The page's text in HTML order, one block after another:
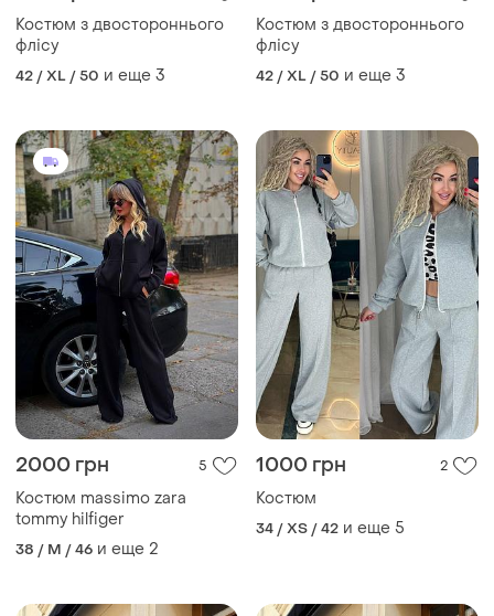
Костюм з двостороннього
флісу
42 / XL / 50 и еще 3
Костюм з двостороннього
флісу
42 / XL / 50 и еще 3
2000 грн 5
Костюм massimo zara
tommy hilfiger
38 / M / 46 и еще 2
1000 грн 2
Костюм
34 / XS / 42 и еще 5